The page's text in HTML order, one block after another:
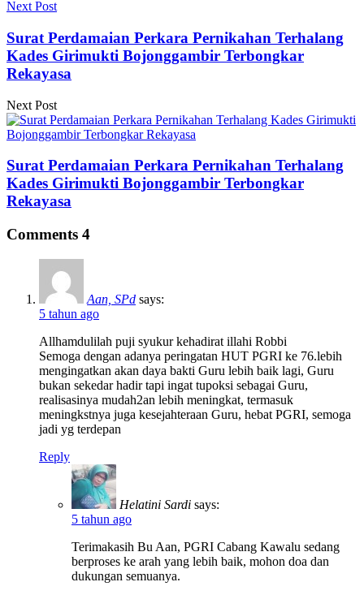
Next Post
Surat Perdamaian Perkara Pernikahan Terhalang
Kades Girimukti Bojonggambir Terbongkar
Rekayasa
Next Post
Surat Perdamaian Perkara Pernikahan Terhalang
Kades Girimukti Bojonggambir Terbongkar
Rekayasa
Comments 4
Aan, SPd says:
5 tahun ago
Allhamdulilah puji syukur kehadirat illahi Robbi
Semoga dengan adanya peringatan HUT PGRI ke 76.lebih
mengingatkan akan daya bakti Guru lebih baik lagi, Guru
bukan sekedar hadir tapi ingat tupoksi sebagai Guru,
realisasinya mudah2an lebih meningkat, termasuk
meningkstnya juga kesejahteraan Guru, hebat PGRI, semoga
jadi yg terdepan
Reply
Helatini Sardi says:
5 tahun ago
Terimakasih Bu Aan, PGRI Cabang Kawalu sedang
berproses ke arah yang lebih baik, mohon doa dan
dukungan semuanya.